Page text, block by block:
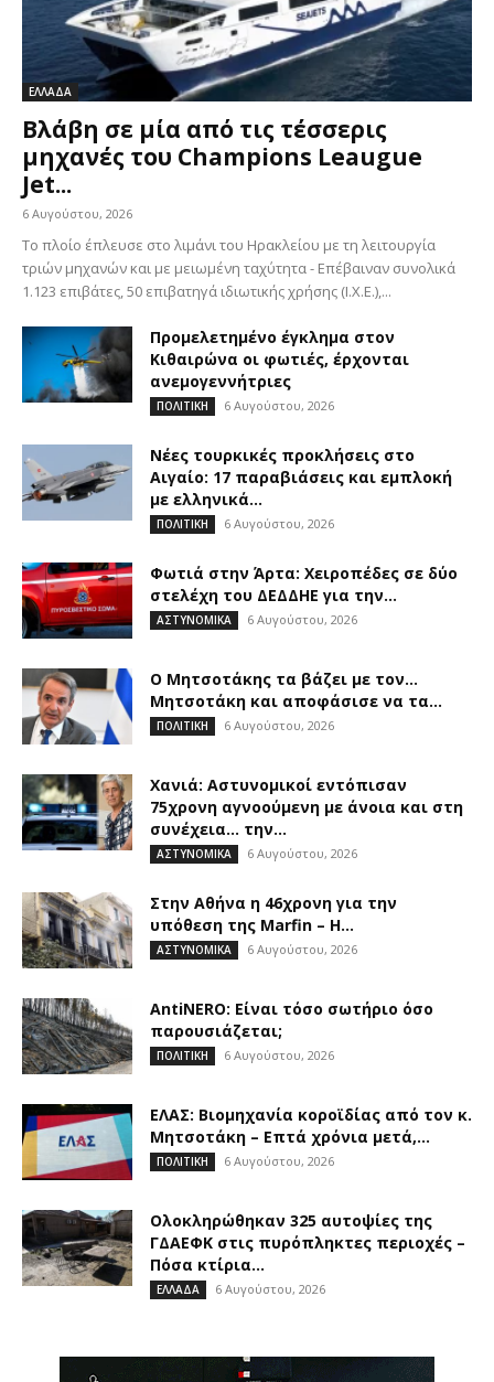
ΕΛΛΑΔΑ
Βλάβη σε μία από τις τέσσερις
μηχανές του Champions Leaugue
Jet...
6 Αυγούστου, 2026
Το πλοίο έπλευσε στο λιμάνι του Ηρακλείου με τη λειτουργία
τριών μηχανών και με μειωμένη ταχύτητα - Επέβαιναν συνολικά
1.123 επιβάτες, 50 επιβατηγά ιδιωτικής χρήσης (Ι.Χ.Ε.),...
Προμελετημένο έγκλημα στον
Κιθαιρώνα οι φωτιές, έρχονται
ανεμογεννήτριες
ΠΟΛΙΤΙΚΗ 6 Αυγούστου, 2026
Νέες τουρκικές προκλήσεις στο
Αιγαίο: 17 παραβιάσεις και εμπλοκή
με ελληνικά...
ΠΟΛΙΤΙΚΗ 6 Αυγούστου, 2026
Φωτιά στην Άρτα: Χειροπέδες σε δύο
στελέχη του ΔΕΔΔΗΕ για την...
ΑΣΤΥΝΟΜΙΚΑ 6 Αυγούστου, 2026
Ο Μητσοτάκης τα βάζει με τον…
Μητσοτάκη και αποφάσισε να τα...
ΠΟΛΙΤΙΚΗ 6 Αυγούστου, 2026
Χανιά: Αστυνομικοί εντόπισαν
75χρονη αγνοούμενη με άνοια και στη
συνέχεια… την...
ΑΣΤΥΝΟΜΙΚΑ 6 Αυγούστου, 2026
Στην Αθήνα η 46χρονη για την
υπόθεση της Marfin – Η...
ΑΣΤΥΝΟΜΙΚΑ 6 Αυγούστου, 2026
AntiNERO: Είναι τόσο σωτήριο όσο
παρουσιάζεται;
ΠΟΛΙΤΙΚΗ 6 Αυγούστου, 2026
ΕΛΑΣ: Βιομηχανία κοροϊδίας από τον κ.
Μητσοτάκη – Επτά χρόνια μετά,...
ΠΟΛΙΤΙΚΗ 6 Αυγούστου, 2026
Ολοκληρώθηκαν 325 αυτοψίες της
ΓΔΑΕΦΚ στις πυρόπληκτες περιοχές –
Πόσα κτίρια...
ΕΛΛΑΔΑ 6 Αυγούστου, 2026